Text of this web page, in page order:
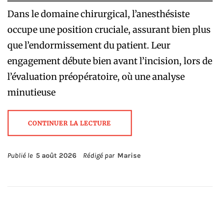
Dans le domaine chirurgical, l’anesthésiste
occupe une position cruciale, assurant bien plus
que l’endormissement du patient. Leur
engagement débute bien avant l’incision, lors de
l’évaluation préopératoire, où une analyse
minutieuse
CONTINUER LA LECTURE
Publié le 5 août 2026 Rédigé par Marise